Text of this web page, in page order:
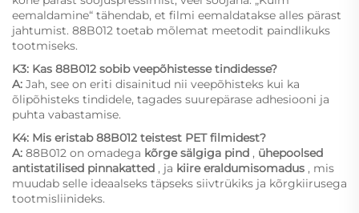
eemaldamine“ tähendab, et filmi eemaldatakse alles pärast
jahtumist. 88B012 toetab mõlemat meetodit paindlikuks
tootmiseks.
K3: Kas 88B012 sobib veepõhistesse tindidesse?
A: Jah, see on eriti disainitud nii veepõhisteks kui ka
õlipõhisteks tindidele, tagades suurepärase adhesiooni ja
puhta vabastamise.
K4: Mis eristab 88B012 teistest PET filmidest?
A: 88B012 on omadega kõrge sälgiga pind , ühepoolsed
antistatilised pinnakatted , ja kiire eraldumisomadus , mis
muudab selle ideaalseks täpseks siivtrükiks ja kõrgkiirusega
tootmisliinideks.